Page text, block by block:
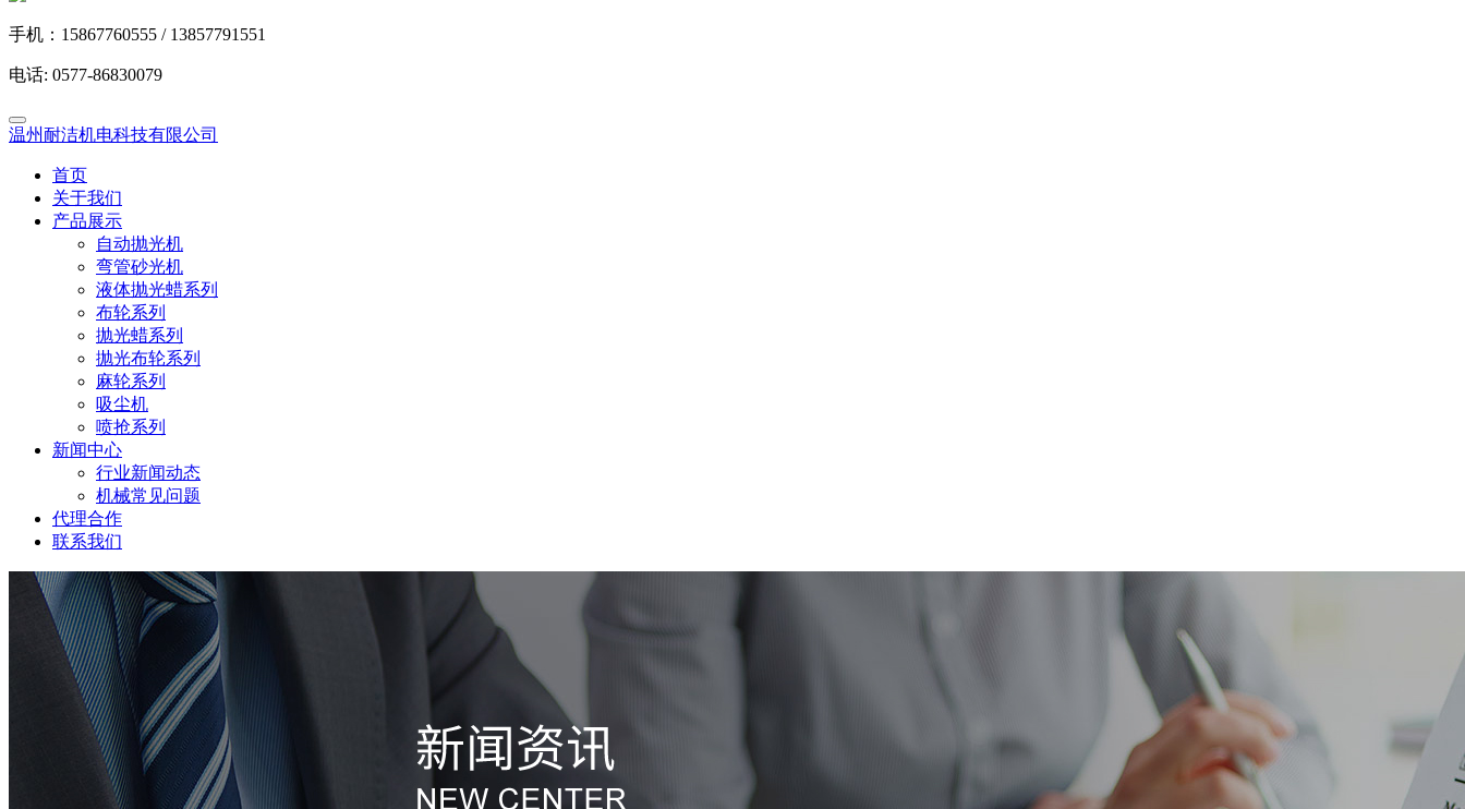
手机：15867760555 / 13857791551
电话: 0577-86830079
温州耐洁机电科技有限公司
首页
关于我们
产品展示
自动抛光机
弯管砂光机
液体抛光蜡系列
布轮系列
抛光蜡系列
抛光布轮系列
麻轮系列
吸尘机
喷抢系列
新闻中心
行业新闻动态
机械常见问题
代理合作
联系我们